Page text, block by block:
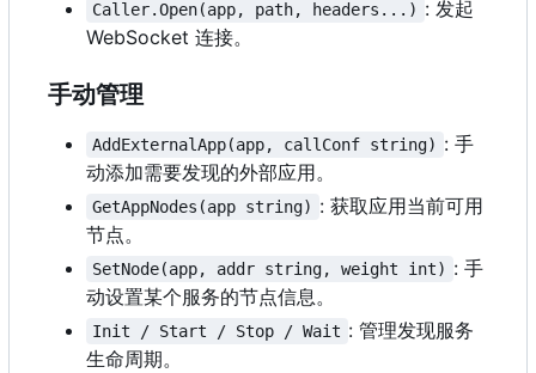
Caller.Open(app, path, headers...) : 发起
WebSocket 连接。
手动管理
AddExternalApp(app, callConf string) : 手
动添加需要发现的外部应用。
GetAppNodes(app string) : 获取应用当前可用
节点。
SetNode(app, addr string, weight int) : 手
动设置某个服务的节点信息。
Init / Start / Stop / Wait : 管理发现服务
生命周期。